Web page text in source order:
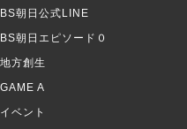
BS朝日公式LINE
BS朝日エピソード０
地方創生
GAME A
イベント